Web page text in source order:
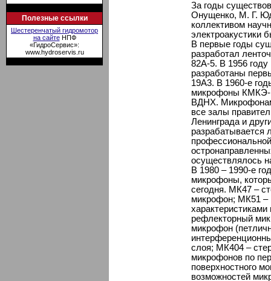
Полезные ссылки
Шестеренчатый гидромотор
на сайтеНПФ
«ГидроСервис»:
www.hydroservis.ru
За годы
Онущенко, М. Г.
коллективом
электроакустики
В первые годы
разработал
82А-5. В 1956
разработаны
19А3. В 1960-е
микрофоны КМКЭ-
ВДНХ.
все залы
Ленинграда и
разрабатывается
осуществлялось
В 1980 – 1990-е
микрофоны,
сегодня. МК47 –
микрофон; МК51 –
рефлекторный
микрофон
слоя; МК404 –
микрофонов по
поверхностного
возможностей